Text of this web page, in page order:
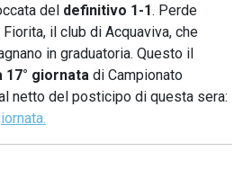
del definitivo 1-1. Perde
il club di Acquaviva, che
in graduatoria. Questo il
giornata di Campionato
netto del posticipo di questa sera: